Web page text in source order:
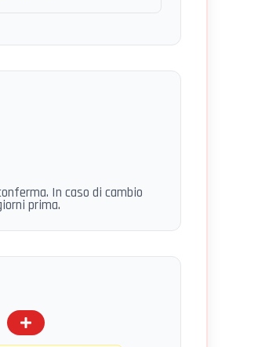
In caso di cambio
prima.